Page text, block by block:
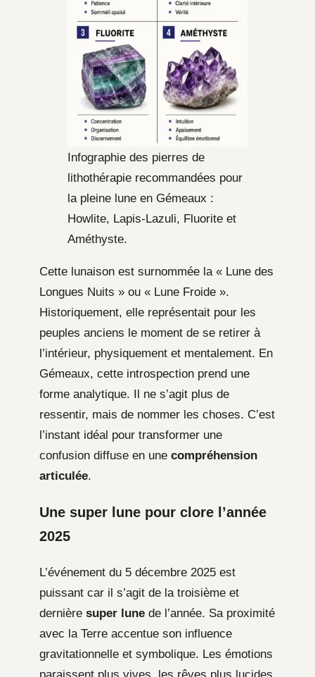
Infographie des pierres de
lithothérapie recommandées pour
la pleine lune en Gémeaux :
Howlite, Lapis-Lazuli, Fluorite et
Améthyste.
Cette lunaison est surnommée la « Lune des
Longues Nuits » ou « Lune Froide ».
Historiquement, elle représentait pour les
peuples anciens le moment de se retirer à
l’intérieur, physiquement et mentalement. En
Gémeaux, cette introspection prend une
forme analytique. Il ne s’agit plus de
ressentir, mais de nommer les choses. C’est
l’instant idéal pour transformer une
confusion diffuse en une compréhension
articulée.
Une super lune pour clore l’année
2025
L’événement du 5 décembre 2025 est
puissant car il s’agit de la troisième et
dernière super lune de l’année. Sa proximité
avec la Terre accentue son influence
gravitationnelle et symbolique. Les émotions